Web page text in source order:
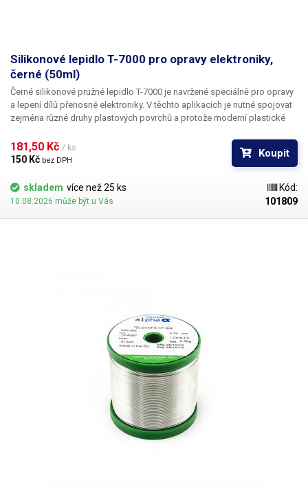
Silikonové lepidlo T-7000 pro opravy elektroniky,
černé (50ml)
Černé silikonové pružné lepidlo T-7000 je navržené speciálně pro opravy
a lepení dílů přenosné elektroniky. V těchto aplikacích je nutné spojovat
zejména různé druhy plastových povrchů a protože moderní plastické
jejich lepení běžně dostupnými prostředky velmi omezená.
Kyanoakrylátová lepidla sice vykazují dobrou adhezi a rychlé vytvzení,
spoj je však křehký a v jeho okolí se vytváří typický bílý povlak. Naproti
tomu lepidlo T-7000 je založeno na silikonové bázi a dosahuje extrémně
vysoké adheze k plastovým povrchům při trvale zaručené pružnosti
spoje. Oproti podobným silikonovým lepidlům se navíc vyznačuje
podstatně rychlejším zavadnutím, neboť obsahuje taktéž nitrocelulózu.
181,50 Kč / ks
150 Kč bez DPH
Koupit
skladem více než 25 ks
10.08.2026 může být u Vás
Kód:
101809